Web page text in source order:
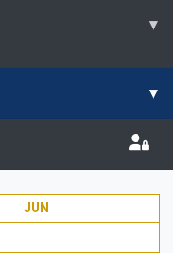
▾
▾
JUN